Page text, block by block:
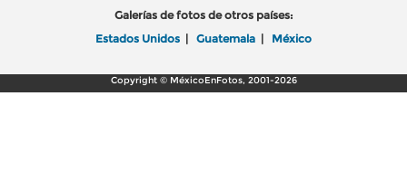
Galerías de fotos de otros países:
Estados Unidos | Guatemala | México
Copyright © MéxicoEnFotos, 2001-2026